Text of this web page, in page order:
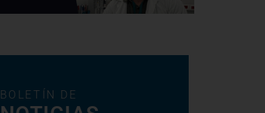
BOLETÍN DE